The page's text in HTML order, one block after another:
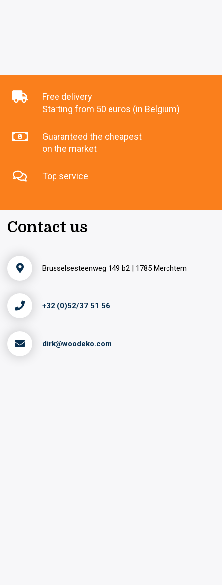
Free delivery
Starting from 50 euros (in Belgium)
Guaranteed the cheapest
on the market
Top service
Contact us
Brusselsesteenweg 149 b2 | 1785 Merchtem
+32 (0)52/37 51 56
dirk@woodeko.com